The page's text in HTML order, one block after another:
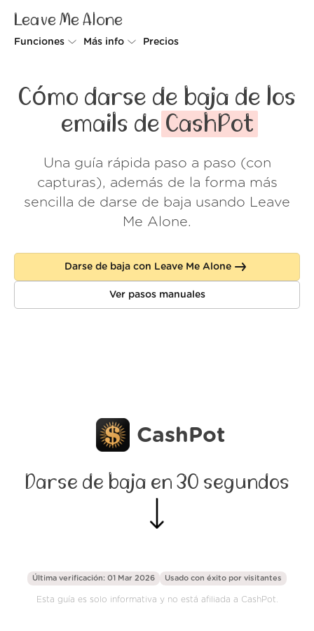
Leave Me Alone
Funciones
Spam Blocker
Do-not-disturb
Más info
Cómo funciona
Seguridad
Muro de amor
FAQ
Precios
Cómo darse de baja de los
emails de CashPot
Una guía rápida paso a paso (con
capturas), además de la forma más
sencilla de darse de baja usando Leave
Me Alone.
Darse de baja con Leave Me Alone
Ver pasos manuales
CashPot
Darse de baja en 30 segundos
Última verificación: 01 Mar 2026 Usado con éxito por visitantes
Esta guía es solo informativa y no está afiliada a CashPot.